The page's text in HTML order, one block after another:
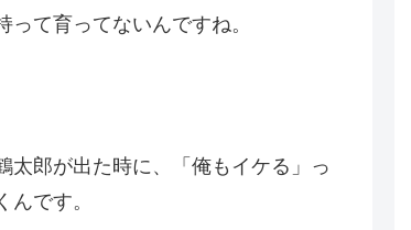
て育ってないんですね。
太郎が出た時に、「俺もイケる」っ
です。